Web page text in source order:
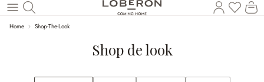
Naar de hoofdinhoud
U
Home Shop-The-Look
Shop de look